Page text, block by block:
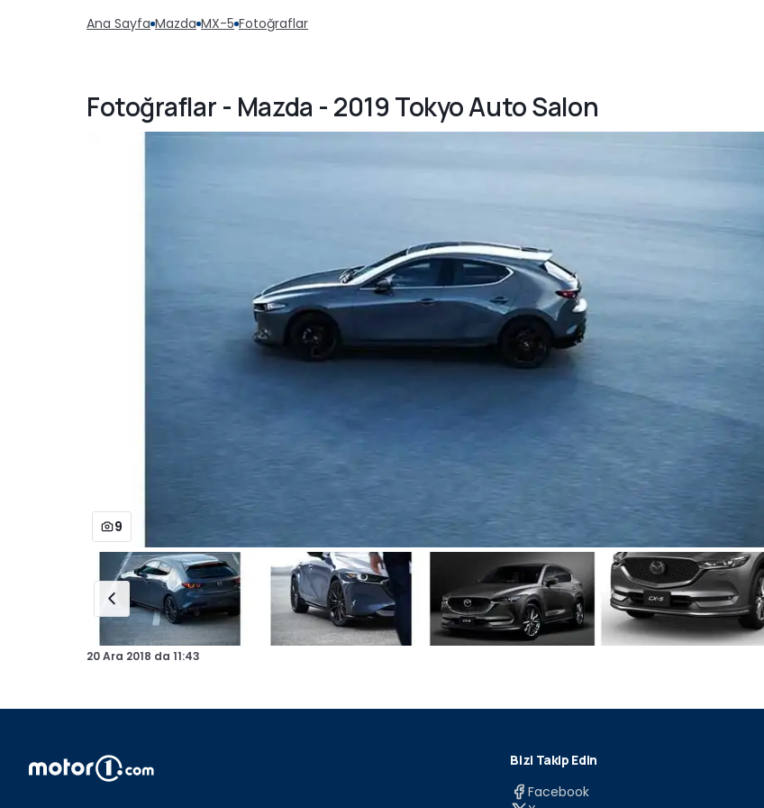
Ana Sayfa Mazda MX-5 Fotoğraflar
Fotoğraflar - Mazda - 2019 Tokyo Auto Salon
9
20 Ara 2018 da 11:43
Bizi Takip Edin
Facebook